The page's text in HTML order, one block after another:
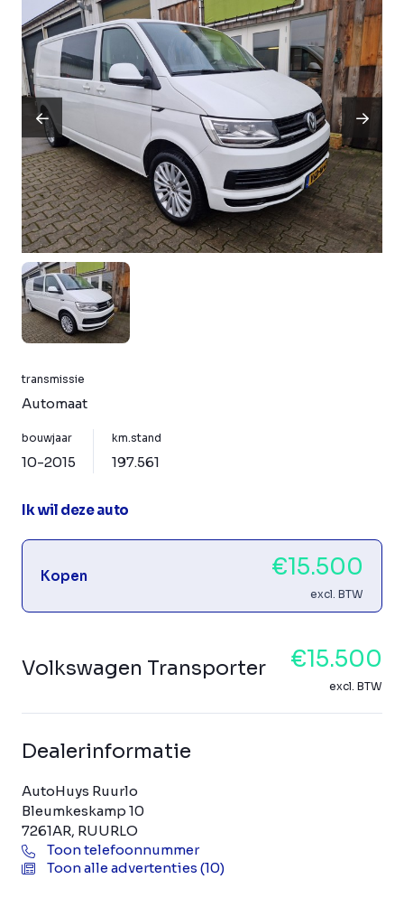
transmissie
Automaat
bouwjaar
10-2015
km.stand
197.561
Ik wil deze auto
Kopen €15.500
excl. BTW
Volkswagen Transporter €15.500
excl. BTW
Dealerinformatie
AutoHuys Ruurlo
Bleumkeskamp 10
7261AR, RUURLO
Toon telefoonnummer
Toon alle advertenties (10)